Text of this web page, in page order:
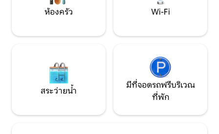
ห้องครัว Wi-Fi
สระว่ายน้ำ
มีที่จอดรถฟรีบริเวณ
ที่พัก